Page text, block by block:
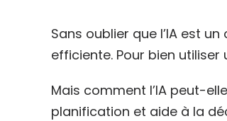
Sans oublier que l’IA est un
efficiente. Pour bien utiliser
Mais comment l’IA peut-
planification et aide à la